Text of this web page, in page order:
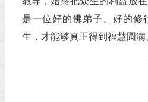
是一位好的佛弟子、好的修
生，才能够真正得到福慧圆满